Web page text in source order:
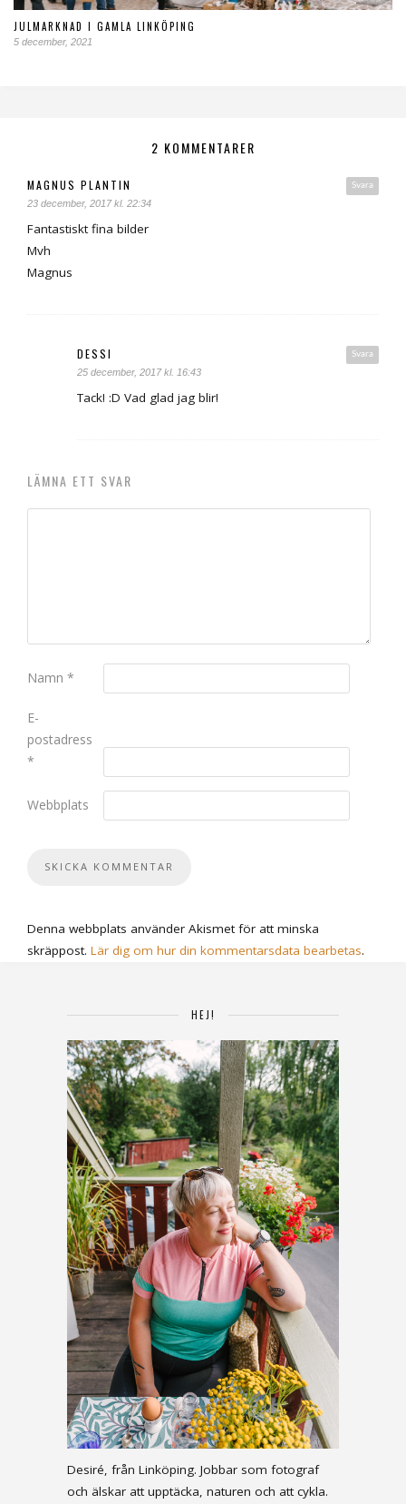
JULMARKNAD I GAMLA LINKÖPING
5 december, 2021
2 KOMMENTARER
Svara
MAGNUS PLANTIN
23 december, 2017 kl. 22:34
Fantastiskt fina bilder
Mvh
Magnus
Svara
DESSI
25 december, 2017 kl. 16:43
Tack! :D Vad glad jag blir!
LÄMNA ETT SVAR
Namn *
E-
postadress
*
Webbplats
Denna webbplats använder Akismet för att minska
skräppost. Lär dig om hur din kommentarsdata bearbetas.
HEJ!
Desiré, från Linköping. Jobbar som fotograf
och älskar att upptäcka, naturen och att cykla.